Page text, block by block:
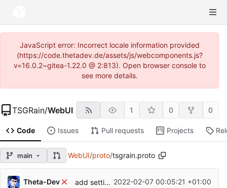
JavaScript error: Incorrect locale information provided
(https://code.thetadev.de/assets/js/webcomponents.js?
v=16.0.2~gitea-1.22.0 @ 2:813). Open browser console to
see more details.
TSGRain/WebUI 1 0 0
Code Issues Pull requests Projects
main WebUI/proto/tsgrain.proto
Theta-Dev add settings page 2022-02-07 00:05:21 +01:00